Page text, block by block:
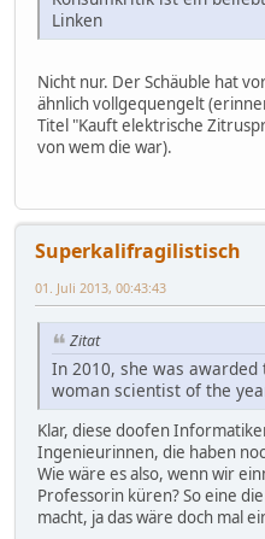
Linken
Nicht nur. Der Schäuble hat
ähnlich vollgequengelt
Titel "Kauft elektrische
von wem die war).
Superkalifragilistisch
01. Juli 2013, 00:43:43
Zitat
In 2010, she was
woman scientist of the
Klar, diese doofen
Ingenieurinnen, die haben
Wie wäre es also, wenn wir
Professorin küren? So eine
macht, ja das wäre doch mal